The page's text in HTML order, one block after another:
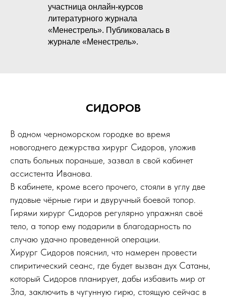
участница онлайн-курсов
литературного журнала
«Менестрель». Публиковалась в
журнале «Менестрель».
СИДОРОВ
В одном черноморском городке во время
новогоднего дежурства хирург Сидоров, уложив
спать больных пораньше, зазвал в свой кабинет
ассистента Иванова.
В кабинете, кроме всего прочего, стояли в углу две
пудовые чёрные гири и двуручный боевой топор.
Гирями хирург Сидоров регулярно упражнял своё
тело, а топор ему подарили в благодарность по
случаю удачно проведенной операции.
Хирург Сидоров пояснил, что намерен провести
спиритический сеанс, где будет вызван дух Сатаны,
который Сидоров планирует, дабы избавить мир от
Зла, заключить в чугунную гирю, стоящую сейчас в